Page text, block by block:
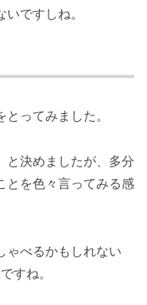
ですしね。
ってみました。
と決めましたが、多分
とを色々言ってみる感
ゃべるかもしれない
すね。